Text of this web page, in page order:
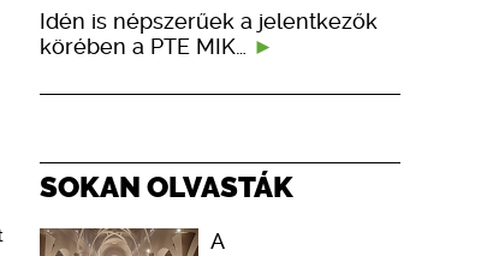
Idén is népszerűek a jelentkezők
körében a PTE MIK…
SOKAN OLVASTÁK
A